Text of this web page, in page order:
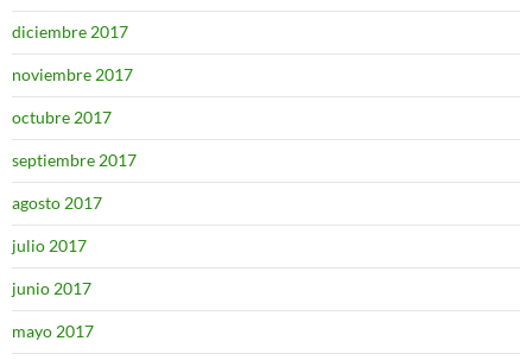
diciembre 2017
noviembre 2017
octubre 2017
septiembre 2017
agosto 2017
julio 2017
junio 2017
mayo 2017